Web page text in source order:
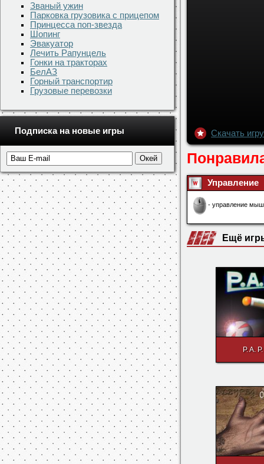
Званый ужин
Парковка грузовика с прицепом
Принцесса поп-звезда
Шопинг
Эвакуатор
Лечить Рапунцель
Гонки на тракторах
БелАЗ
Горный транспортир
Грузовые перевозки
Подписка на новые игры
Скачать
Управление
Ещё
P. A.